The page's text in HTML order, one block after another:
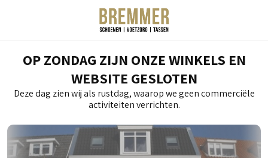
OP ZONDAG ZIJN ONZE WINKELS EN
WEBSITE GESLOTEN
Deze dag zien wij als rustdag, waarop we geen commerciële
activiteiten verrichten.